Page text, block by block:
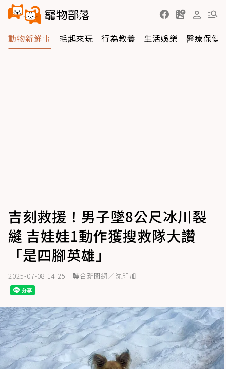
動物新鮮事 毛起來玩 行為教養 生活娛樂 醫療保健
吉刻救援！男子墜8公尺冰川裂
縫 吉娃娃1動作獲搜救隊大讚
「是四腳英雄」
2025-07-08 14:25 聯合新聞網／沈印加